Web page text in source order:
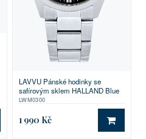
KOŠÍKU
LAVVU Pánské hodinky se
safírovým sklem HALLAND Blue
LWM0300
1 990 Kč DO